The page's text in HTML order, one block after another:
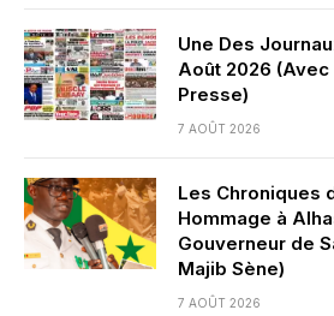
Une Des
Août 2026 (Avec
Presse)
7 AOÛT 2026
Les Chroniques
Hommage à
Gouverneur de
Majib Sène)
7 AOÛT 2026